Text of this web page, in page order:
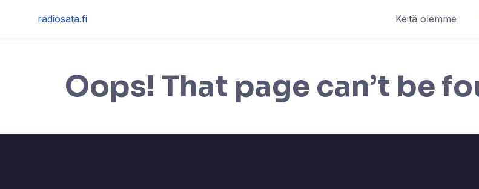
radiosata.fi Keitä olemme
Oops! That page can’t be